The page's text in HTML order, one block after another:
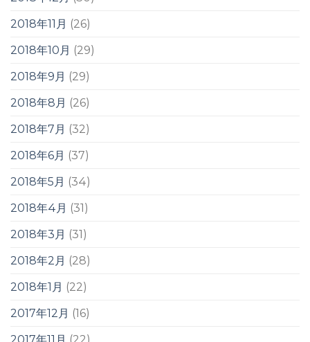
2018年11月 (26)
2018年10月 (29)
2018年9月 (29)
2018年8月 (26)
2018年7月 (32)
2018年6月 (37)
2018年5月 (34)
2018年4月 (31)
2018年3月 (31)
2018年2月 (28)
2018年1月 (22)
2017年12月 (16)